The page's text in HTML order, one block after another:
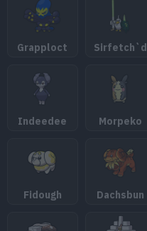
Grapploct Sirfetch`d
Indeedee Morpeko
Fidough Dachsbun